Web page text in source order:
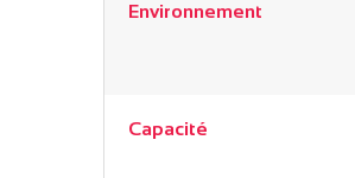
Environnement
Capacité